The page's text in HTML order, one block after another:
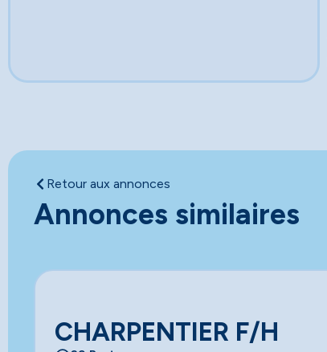
Retour aux annonces
Annonces similaires
CHARPENTIER F/H